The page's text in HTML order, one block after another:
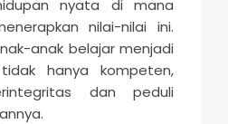
nyata di mana
nilai-nilai ini.
anak belajar menjadi
hanya kompeten,
dan peduli